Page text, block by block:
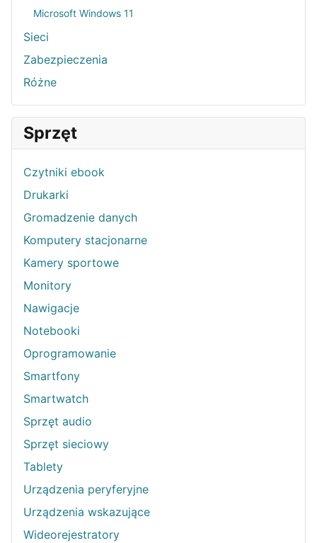
Microsoft Windows 11
Sieci
Zabezpieczenia
Różne
Sprzęt
Czytniki ebook
Drukarki
Gromadzenie danych
Komputery stacjonarne
Kamery sportowe
Monitory
Nawigacje
Notebooki
Oprogramowanie
Smartfony
Smartwatch
Sprzęt audio
Sprzęt sieciowy
Tablety
Urządzenia peryferyjne
Urządzenia wskazujące
Wideorejestratory